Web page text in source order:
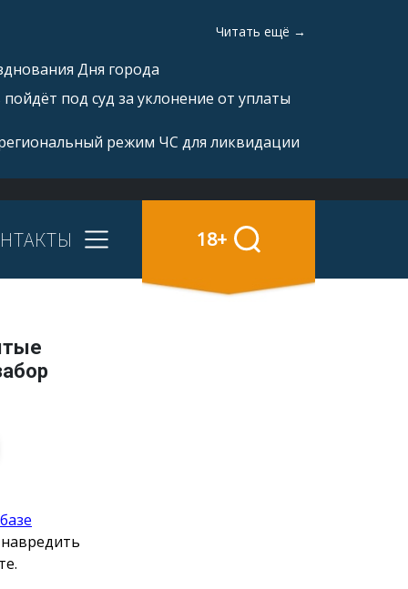
Читать ещё →
Дня города
под суд за уклонение от уплаты
режим ЧС для ликвидации
18+